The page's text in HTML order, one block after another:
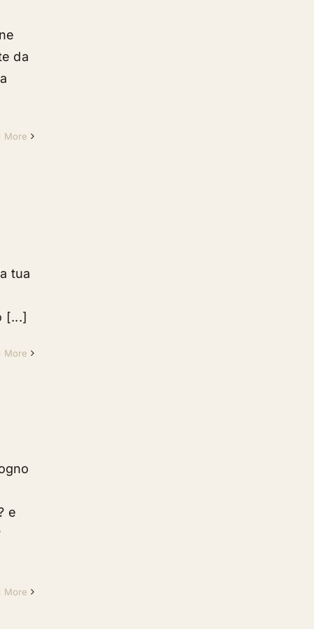
da
More
tua
[...]
More
e
More